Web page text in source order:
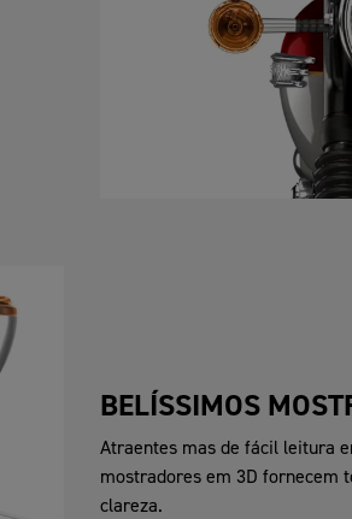
BELÍSSIMOS
Atraentes mas de fácil leitura
mostradores em 3D fornecem
clareza.